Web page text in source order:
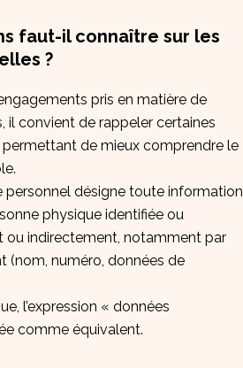
faut-il connaître sur les
?
pris en matière de
il convient de rappeler certaines
de mieux comprendre le
personnel désigne toute information
physique identifiée ou
ou indirectement, notamment par
(nom, numéro, données de
l’expression « données
comme équivalent.